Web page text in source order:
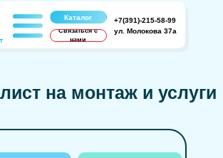
+7(391)-215-58-99
ул. Молокова 37а
Каталог
Связаться с
нами
на монтаж и услуги